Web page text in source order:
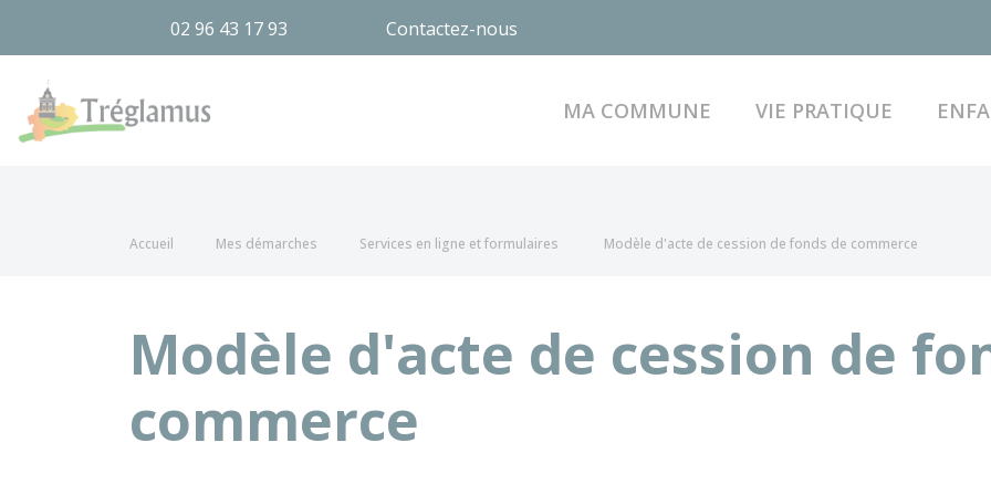
02 96 43 17 93 Contactez-nous
MA COMMUNE VIE PRATIQUE
Accueil Mes démarches Services en ligne et formulaires Modèle d'acte de cession de fonds de commerce
Modèle d'acte de cession de
commerce